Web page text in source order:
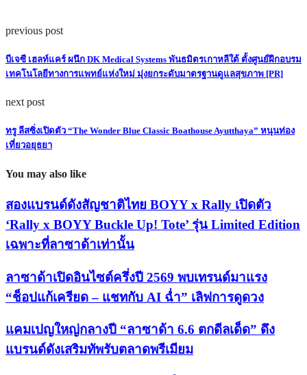
previous post
บีเจซี เฮลท์แคร์ ผนึก DK Medical Systems พันธมิตรเกาหลีใต้ ตั้งศูนย์ฝึกอบรม
เทคโนโลยีทางการแพทย์แห่งใหม่ มุ่งยกระดับมาตรฐานดูแลสุขภาพ [PR]
next post
ทรู ลีสซิ่งเปิดตัว “The Wonder Blue Classic Boathouse Ayutthaya” หนุนท่อง
เที่ยวอยุธยา
You may also like
สองแบรนด์ดังสัญชาติไทย BOYY x Rally เปิดตัว
‘Rally x BOYY Buckle Up! Tote’ รุ่น Limited Edition
เฉพาะที่ลาซาด้าเท่านั้น
ลาซาด้าเปิดอินไซต์ครึ่งปี 2569 พบเทรนด์มาแรง
“ช็อปแก้เครียด – แชทกับ AI ฉ่ำ” เลิฟการดูดวง
แคมเปญใหญ่กลางปี “ลาซาด้า 6.6 ตกดีลเด็ด” ดึง
แบรนด์ดังเสริมทัพรับตลาดพรีเมียม